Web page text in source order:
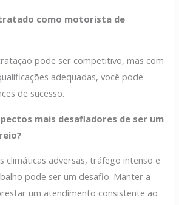
como motorista de
pode ser competitivo, mas com
adequadas, você pode
de sucesso.
mais desafiadores de ser um
climáticas adversas, tráfego intenso e
pode ser um desafio. Manter a
um atendimento consistente ao